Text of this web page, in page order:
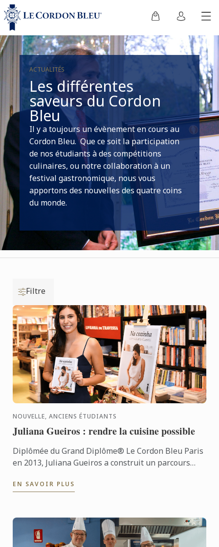
ACTUALITÉS
Les différentes
saveurs du Cordon
Bleu
Il y a toujours un évènement en cours au
Cordon Bleu. Que ce soit la participation
de nos étudiants à des compétitions
culinaires, ou notre collaboration à un
festival gastronomique, nous vous
apportons des nouvelles des quatre coins
du monde.
Filtre
NOUVELLE, ANCIENS ÉTUDIANTS
Juliana Gueiros : rendre la cuisine possible
Diplômée du Grand Diplôme® Le Cordon Bleu Paris
en 2013, Juliana Gueiros a construit un parcours
Après ...
EN SAVOIR PLUS